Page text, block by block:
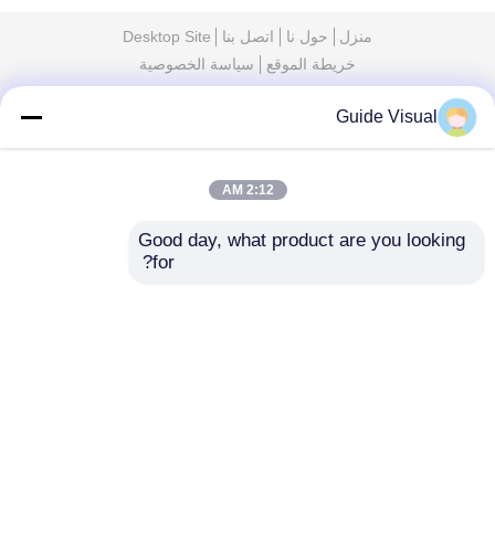
منزل حول نا اتصل بنا
Desktop Site
خريطة الموقع
سياسة الخصوصية
جودةشاشة عرض فيديو LED
مصنع الصين.Copyright
Rights Reserved.
Guide Visual
2:12 AM
Good day, what product are you looking
for?